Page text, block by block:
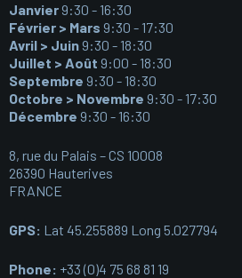
Janvier 9:30 - 16:30
Février > Mars 9:30 - 17:30
Avril > Juin 9:30 - 18:30
Juillet > Août 9:00 - 18:30
Septembre 9:30 - 18:30
Octobre > Novembre 9:30 - 17:30
Décembre 9:30 - 16:30
8, rue du Palais – CS 10008
26390 Hauterives
FRANCE
GPS: Lat 45.255889 Long 5.027794
Phone: +33 (0)4 75 68 81 19